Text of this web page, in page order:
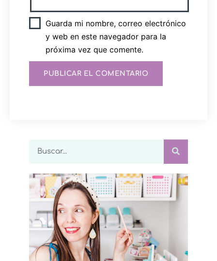
Guarda mi nombre, correo electrónico
y web en este navegador para la
próxima vez que comente.